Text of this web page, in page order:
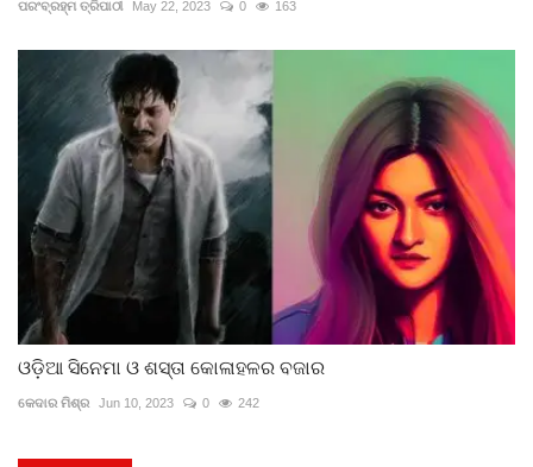
ପରଂବ୍ରହ୍ମ ତ୍ରିପାଠୀ May 22, 2023 0 163
ଓଡ଼ିଆ ସିନେମା ଓ ଶସ୍ତା କୋଳାହଳର ବଜାର
କେଦାର ମିଶ୍ର Jun 10, 2023 0 242